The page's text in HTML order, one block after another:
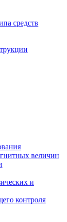
средств
величин
и
контроля